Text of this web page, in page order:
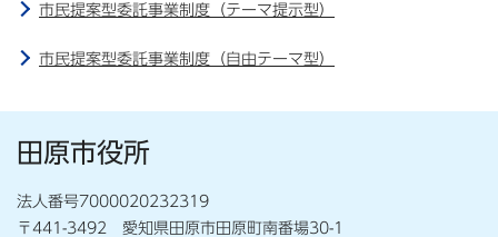
市民提案型委託事業制度（テーマ提示型）
市民提案型委託事業制度（自由テーマ型）
田原市役所
法人番号7000020232319
〒441-3492 愛知県田原市田原町南番場30-1